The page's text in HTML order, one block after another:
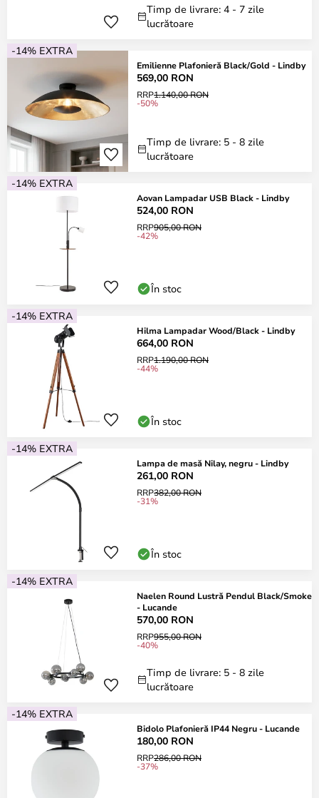
Timp de livrare: 4 - 7 zile
lucrătoare
-14% EXTRA
Emilienne Plafonieră Black/Gold - Lindby
569,00 RON
RRP1.140,00 RON
-50%
Timp de livrare: 5 - 8 zile
lucrătoare
-14% EXTRA
Aovan Lampadar USB Black - Lindby
524,00 RON
RRP905,00 RON
-42%
În stoc
-14% EXTRA
Hilma Lampadar Wood/Black - Lindby
664,00 RON
RRP1.190,00 RON
-44%
În stoc
-14% EXTRA
Lampa de masă Nilay, negru - Lindby
261,00 RON
RRP382,00 RON
-31%
În stoc
-14% EXTRA
Naelen Round Lustră Pendul Black/Smoke
- Lucande
570,00 RON
RRP955,00 RON
-40%
Timp de livrare: 5 - 8 zile
lucrătoare
-14% EXTRA
Bidolo Plafonieră IP44 Negru - Lucande
180,00 RON
RRP286,00 RON
-37%